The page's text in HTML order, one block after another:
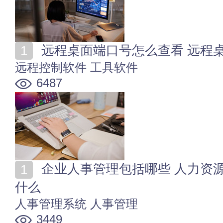
远程桌面端口号怎么查看 远程
远程控制软件 工具软件
6487
什么
人事管理系统 人事管理
3449